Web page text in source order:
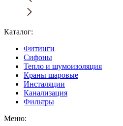
Каталог:
Фитинги
Сифоны
Тепло и шумоизоляция
Краны шаровые
Инсталяции
Канализация
Фильтры
Меню: